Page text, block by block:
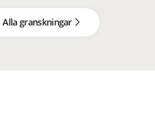
Alla granskningar